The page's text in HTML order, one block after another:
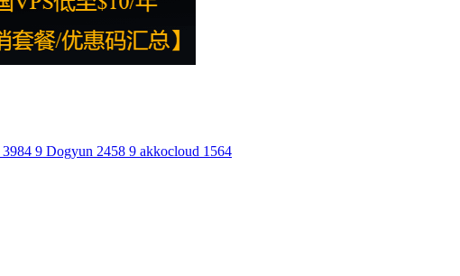
3984 9 Dogyun 2458 9 akkocloud 1564